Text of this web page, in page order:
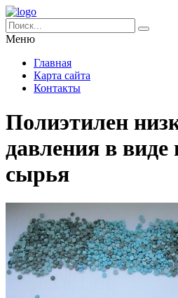
Меню
Главная
Карта сайта
Контакты
Полиэтилен
давления в виде
сырья